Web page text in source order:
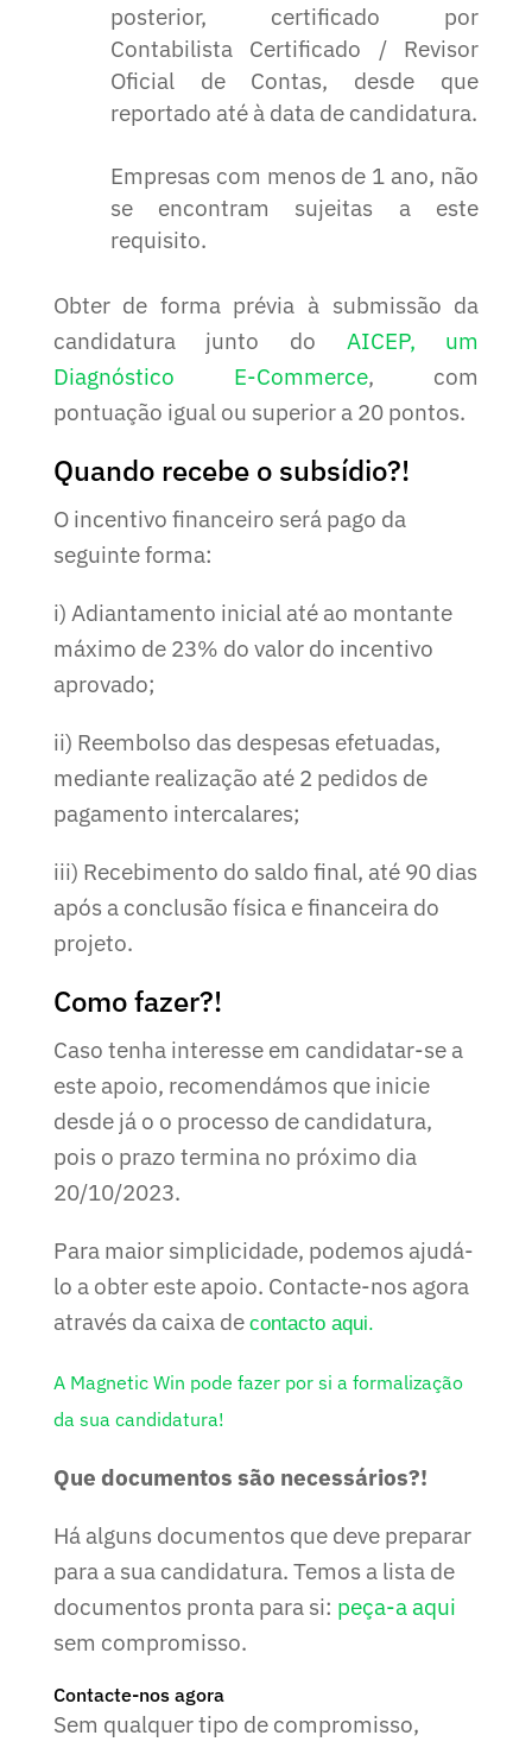
posterior, certificado por
Contabilista Certificado / Revisor
Oficial de Contas, desde que
reportado até à data de candidatura.
Empresas com menos de 1 ano, não
se encontram sujeitas a este
requisito.
Obter de forma prévia à submissão da
candidatura junto do AICEP, um
Diagnóstico E-Commerce, com
pontuação igual ou superior a 20 pontos.
Quando recebe o subsídio?!
O incentivo financeiro será pago da
seguinte forma:
i) Adiantamento inicial até ao montante
máximo de 23% do valor do incentivo
aprovado;
ii) Reembolso das despesas efetuadas,
mediante realização até 2 pedidos de
pagamento intercalares;
iii) Recebimento do saldo final, até 90 dias
após a conclusão física e financeira do
projeto.
Como fazer?!
Caso tenha interesse em candidatar-se a
este apoio, recomendámos que inicie
desde já o o processo de candidatura,
pois o prazo termina no próximo dia
20/10/2023.
Para maior simplicidade, podemos ajudá-
lo a obter este apoio. Contacte-nos agora
através da caixa de contacto aqui.
A Magnetic Win pode fazer por si a formalização
da sua candidatura!
Que documentos são necessários?!
Há alguns documentos que deve preparar
para a sua candidatura. Temos a lista de
documentos pronta para si: peça-a aqui
sem compromisso.
Contacte-nos agora
Sem qualquer tipo de compromisso,